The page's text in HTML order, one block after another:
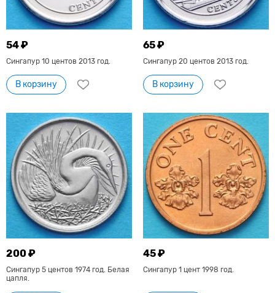
54 ₽
Сингапур 10 центов 2013 год.
В корзину
65 ₽
Сингапур 20 центов 2013 год.
В корзину
200 ₽
Сингапур 5 центов 1974 год. Белая
цапля.
45 ₽
Сингапур 1 цент 1998 год.